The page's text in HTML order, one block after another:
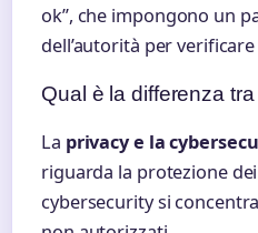
ok”, che impongono un
dell’autorità per
Qual è la differenza
La privacy e la
riguarda la protezione
cybersecurity si